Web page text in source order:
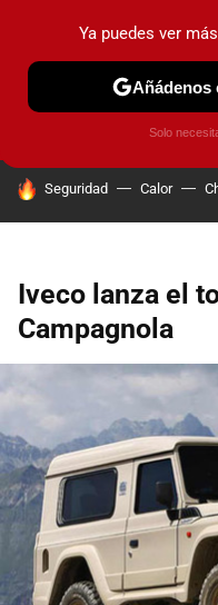
PRUEBAS COCHES
HOY SE HABLA DE
Seguridad Calor
Iveco lanza el
Campagnola
Ya puedes ver
Añádenos
Solo